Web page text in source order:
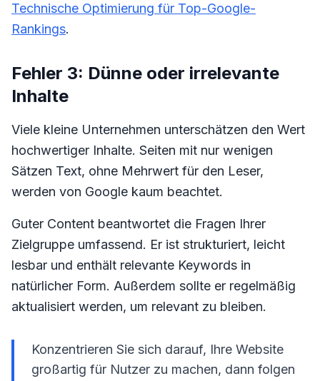
Technische Optimierung für Top-Google-
Rankings.
Fehler 3: Dünne oder irrelevante
Inhalte
Viele kleine Unternehmen unterschätzen den Wert
hochwertiger Inhalte. Seiten mit nur wenigen
Sätzen Text, ohne Mehrwert für den Leser,
werden von Google kaum beachtet.
Guter Content beantwortet die Fragen Ihrer
Zielgruppe umfassend. Er ist strukturiert, leicht
lesbar und enthält relevante Keywords in
natürlicher Form. Außerdem sollte er regelmäßig
aktualisiert werden, um relevant zu bleiben.
Konzentrieren Sie sich darauf, Ihre Website
großartig für Nutzer zu machen, dann folgen